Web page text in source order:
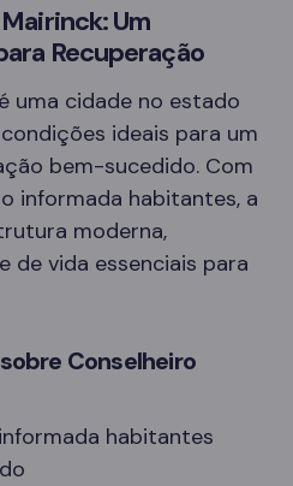
Um
Recuperação
uma cidade no estado
ideais para um
bem-sucedido. Com
informada habitantes, a
moderna,
de vida essenciais para
Conselheiro
habitantes